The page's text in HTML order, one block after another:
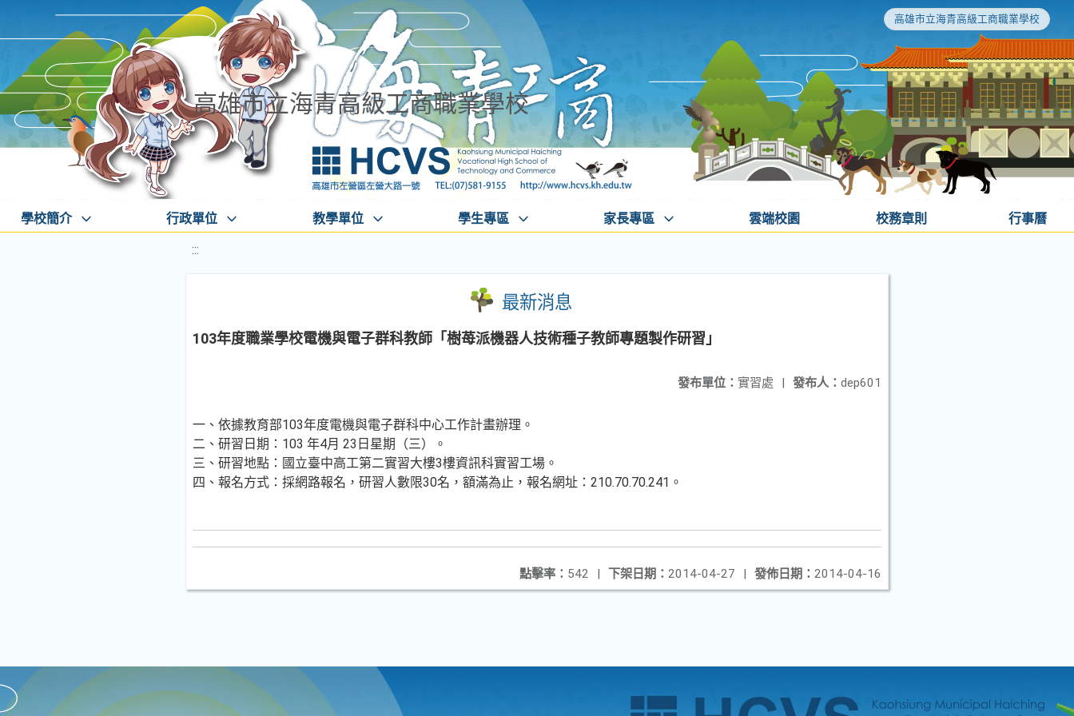
高雄市立海青高級工商職業學校
高雄市立海青高級工商職業學校
學校簡介 行政單位 教學單位 學生專區 家長專區 雲端校園 校務章則 行事曆
:::
最新消息
103年度職業學校電機與電子群科教師「樹苺派機器人技術種子教師專題製作研習」
發布人： dep601
發布單位： 實習處 |
一、依據教育部103年度電機與電子群科中心工作計畫辦理。
二、研習日期：103 年4月 23日星期（三）。
三、研習地點：國立臺中高工第二實習大樓3樓資訊科實習工場。
四、報名方式：採網路報名，研習人數限30名，額滿為止，報名網址：210.70.70.241。
發佈日期： 2014-04-16
下架日期： 2014-04-27 |
點擊率： 542 |